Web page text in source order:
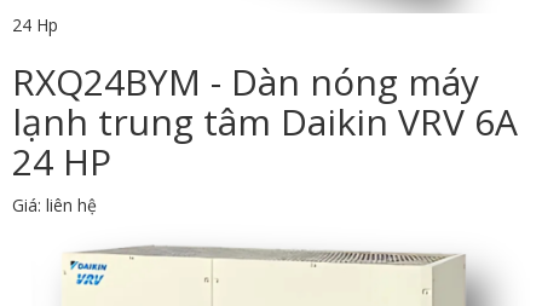
24 Hp
RXQ24BYM - Dàn nóng máy
lạnh trung tâm Daikin VRV 6A
24 HP
Giá: liên hệ